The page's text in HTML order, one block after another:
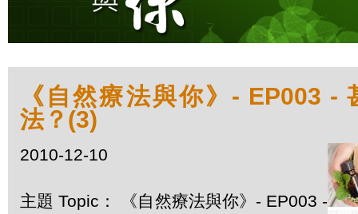
《自然療法與你》- EP003 -
法？(3)
2010-12-10
主題 Topic： 《自然療法與你》- EP003 -